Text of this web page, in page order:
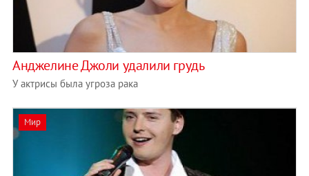
Анджелине Джоли удалили грудь
У актрисы была угроза рака
Мир